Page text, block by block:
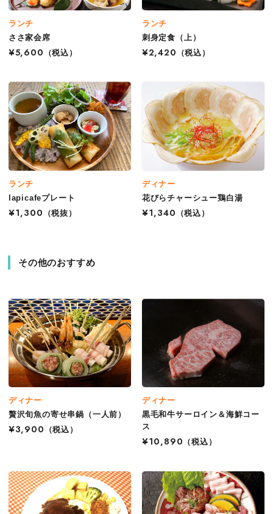
ランチ
ささ家会席
¥5,600
（税込）
ランチ
刺身定食（上）
¥2,420
（税込）
ランチ
lapicafeプレート
¥1,300
（税抜）
ディナー
花びらチャーシュー鶏白湯
¥1,340
（税込）
その他のおすすめ
ディナー
贅沢旬魚の寄せ串鍋（一人前）
¥3,900
（税込）
ディナー
黒毛和牛サーロイン＆海鮮コー
ス
¥10,890 （税込）